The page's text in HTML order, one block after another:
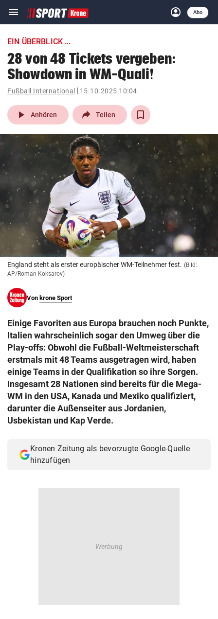
menu Navigation
ein-/ausklappen
account_circle
Anmelden
Abo
close Schließen
account_circle Anmelden
arrow_right
pin_drop
Wien arrow_right
bookmark
search
Suchbegriff
eingeben
© Krone Multimedia GmbH & Co KG 2026
Muthgasse 2, 1190 Wien
EIN ÜBERBLICK ...
28 von 48 Tickets vergeben:
Showdown in WM-Quali!
Fußball International 15.10.2025 10:04
play_arrow Anhören Teilen
England steht als erster europäischer WM-Teilnehmer fest. (Bild:
AP/Roman Koksarov)
Von krone Sport
Einige Favoriten aus Europa brauchen noch Punkte,
Italien wahrscheinlich sogar den Umweg über die
Play-offs: Obwohl die Fußball-Weltmeisterschaft
erstmals mit 48 Teams ausgetragen wird, haben
einige Teams in der Qualifikation so ihre Sorgen.
Insgesamt 28 Nationen sind bereits für die Mega-
WM in den USA, Kanada und Mexiko qualifiziert,
darunter die Außenseiter aus Jordanien,
Usbekistan und Kap Verde.
Kronen Zeitung als bevorzugte Google-Quelle
hinzufügen